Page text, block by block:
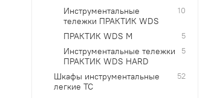
Инструментальные
тележки ПРАКТИК WDS
10
ПРАКТИК WDS M 5
Инструментальные тележки
ПРАКТИК WDS HARD
5
Шкафы инструментальные
легкие ТС
52